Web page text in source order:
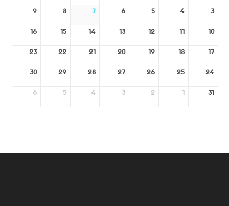
3
4
5
6
7
8
9
10
11
12
13
14
15
16
17
18
19
20
21
22
23
24
25
26
27
28
29
30
31
1
2
3
4
5
6